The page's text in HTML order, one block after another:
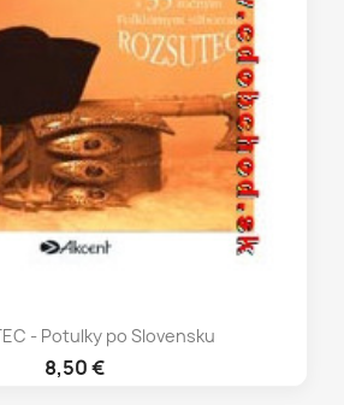
- Potulky po Slovensku
8,50 €